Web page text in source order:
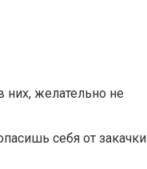
желательно не
себя от закачки